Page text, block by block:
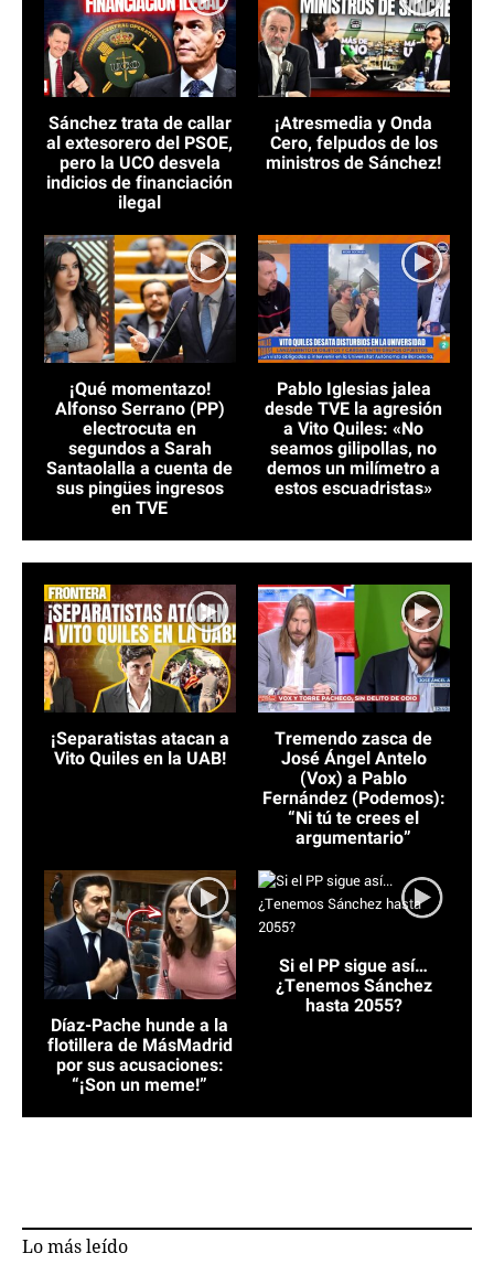
Sánchez trata de callar
al extesorero del PSOE,
pero la UCO desvela
indicios de financiación
ilegal
¡Atresmedia y Onda
Cero, felpudos de los
ministros de Sánchez!
¡Qué momentazo!
Alfonso Serrano (PP)
electrocuta en
segundos a Sarah
Santaolalla a cuenta de
sus pingües ingresos
en TVE
Pablo Iglesias jalea
desde TVE la agresión
a Vito Quiles: «No
seamos gilipollas, no
demos un milímetro a
estos escuadristas»
¡Separatistas atacan a
Vito Quiles en la UAB!
Tremendo zasca de
José Ángel Antelo
(Vox) a Pablo
Fernández (Podemos):
“Ni tú te crees el
argumentario”
Díaz-Pache hunde a la
flotillera de MásMadrid
por sus acusaciones:
“¡Son un meme!”
Si el PP sigue así…
¿Tenemos Sánchez
hasta 2055?
Lo más leído